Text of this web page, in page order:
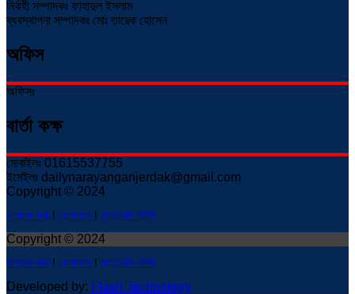
নির্বাহী সম্পাদকঃ ফাহাদুল ইসলাম
ব্যবস্থাপনা সম্পাদকঃ মোঃ তারেক হোসেন
অফিস
অফিসঃ
বার্তা কক্ষ
মোবাইলঃ 01615537755
ইমেইলঃ dailynarayanganjerdak@gmail.com
Copyright © 2024
আমাদের কথা ! যোগাযোগ ! প্রাইভেসি পলিসি
Copyright © 2024
আমাদের কথা ! যোগাযোগ ! প্রাইভেসি পলিসি
Developed by: Flash Technology